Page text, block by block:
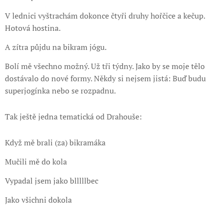
V lednici vyštrachám dokonce čtyři druhy hořčice a kečup.
Hotová hostina.
A zítra půjdu na bikram jógu.
Bolí mě všechno možný. Už tři týdny. Jako by se moje tělo
dostávalo do nové formy. Někdy si nejsem jistá: Buď budu
superjogínka nebo se rozpadnu.
Tak ještě jedna tematická od Drahouše:
Když mě brali (za) bikramáka
Mučili mě do kola
Vypadal jsem jako blllllbec
Jako všichni dokola